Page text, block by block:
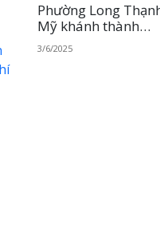
Phường Long
Mỹ khánh thành
Không gian văn hóa
đọc Hồ Chí Minh
3/6/2025